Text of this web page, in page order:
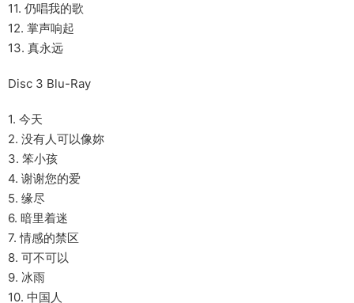
11. 仍唱我的歌
12. 掌声响起
13. 真永远
Disc 3 Blu-Ray
1. 今天
2. 没有人可以像妳
3. 笨小孩
4. 谢谢您的爱
5. 缘尽
6. 暗里着迷
7. 情感的禁区
8. 可不可以
9. 冰雨
10. 中国人